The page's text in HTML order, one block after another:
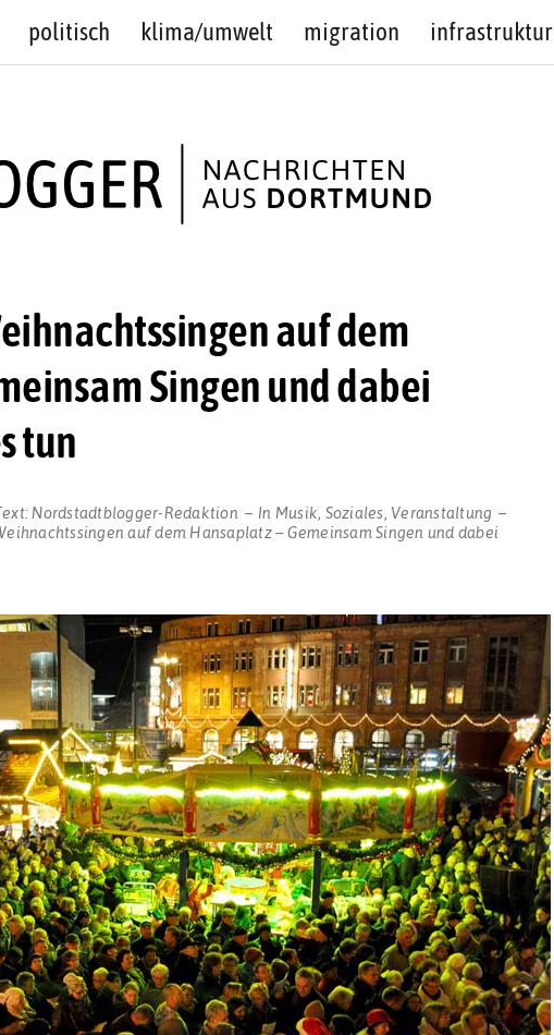
politisch klima/umwelt migration infrastruktur
auf dem
Singen und dabei
tun
Nordstadtblogger-Redaktion In Musik Soziales Veranstaltung
auf dem Hansaplatz – Gemeinsam Singen und dabei